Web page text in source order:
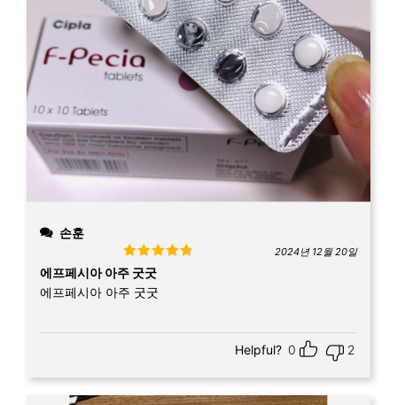
손훈
Rated
of 5
2024년 12월 20일
에프페시아 아주 굿굿
에프페시아 아주 굿굿
Helpful? 0 2